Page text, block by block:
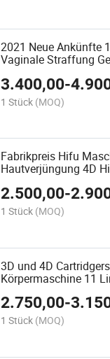
2021 Neue Ankünfte
Vaginale Straffung
3.400,00-
1 Stück (MOQ)
Fabrikpreis Hifu
Hautverjüngung 4D
2.500,00-
1 Stück (MOQ)
3D und 4D
Körpermaschine 11
2.750,00-
1 Stück (MOQ)